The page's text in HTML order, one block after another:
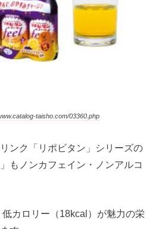
taisho.com/03360.php
ンク「リポビタン」シリーズの
もノンカフェイン・ノンアルコ
カロリー（18kcal）が魅力の栄